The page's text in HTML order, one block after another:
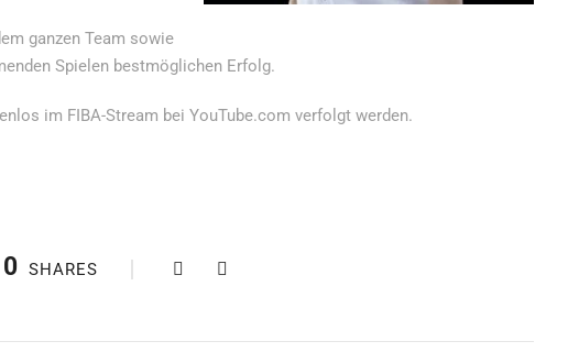
ganzen Team sowie
Spielen bestmöglichen Erfolg.
im FIBA-Stream bei YouTube.com verfolgt werden.
0 SHARES